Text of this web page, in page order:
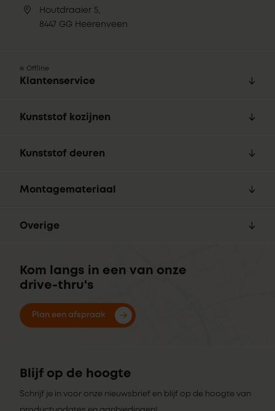
Houtdraaier 5,
8447 GG Heerenveen
Offline
Klantenservice
Kunststof kozijnen
Kunststof deuren
Montagemateriaal
Overige
Kom langs in een van onze
drive-thru's
Plan een afspraak
Blijf op de hoogte
Schrijf je in voor onze nieuwsbrief en blijf op de hoogte van